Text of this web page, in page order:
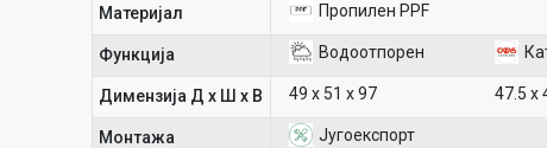
Материјал Пропилен PPF
Функција Водоотпорен
Димензија Д х Ш х В 49 х 51 х 97 47.5 х
Mонтажа Југоекспорт